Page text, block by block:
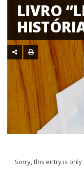
LIVRO
Sorry, this entry is